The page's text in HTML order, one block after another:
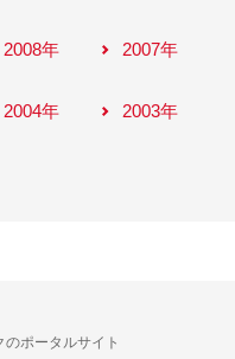
2008年 2007年
2004年 2003年
ポータルサイト